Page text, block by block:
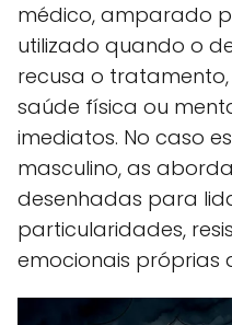
médico, amparado
utilizado quando o
recusa o
saúde física ou
imediatos. No caso
masculino, as
desenhadas para
particularidades,
emocionais próprias